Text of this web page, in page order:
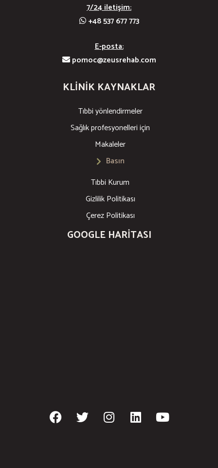
7/24 iletişim:
+48 537 677 773
E-posta:
pomoc@zeusrehab.com
KLINIK KAYNAKLAR
Tıbbi yönlendirmeler
Sağlık profesyonelleri için
Makaleler
Basın
Tıbbi Kurum
Gizlilik Politikası
Çerez Politikası
GOOGLE HARITASI